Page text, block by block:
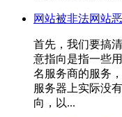
网站被非法网站
首先，我们要搞
意指向是指一些
名服务商的服务
服务器上实际没
向，以...